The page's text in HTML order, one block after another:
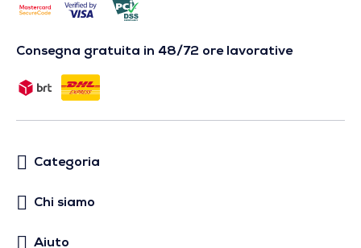
Consegna gratuita in 48/72 ore lavorative
Categoria
Chi siamo
Aiuto